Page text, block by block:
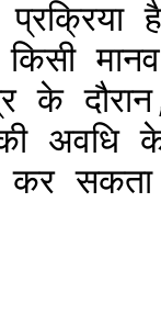
मानव
के
अवधि
कर